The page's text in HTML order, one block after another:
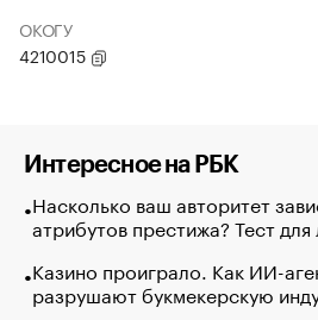
ОКОГУ
4210015
Интересное на РБК
Насколько ваш авторитет
атрибутов престижа? Тест
Казино проиграло. Как ИИ-
разрушают букмекерскую